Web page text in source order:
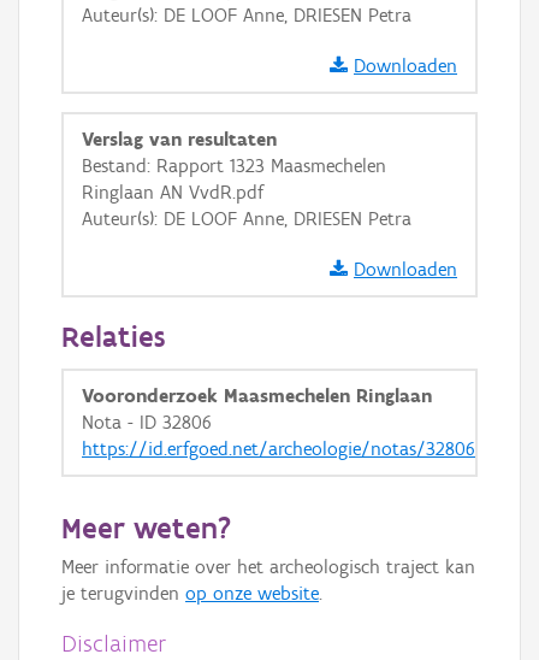
OSM-Basiskaart
GRB-Basiskaart
GRB-Basiskaart in grijswaarden
Auteur(s): DE LOOF Anne, DRIESEN Petra
Downloaden
Verslag van resultaten
Bestand: Rapport 1323 Maasmechelen
Ringlaan AN VvdR.pdf
Auteur(s): DE LOOF Anne, DRIESEN Petra
Downloaden
Relaties
Vooronderzoek Maasmechelen Ringlaan
Nota - ID 32806
https://id.erfgoed.net/archeologie/notas/32806
Meer weten?
Meer informatie over het archeologisch traject kan
je terugvinden op onze website.
Disclaimer